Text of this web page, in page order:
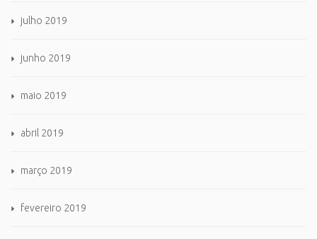
julho 2019
junho 2019
maio 2019
abril 2019
março 2019
fevereiro 2019